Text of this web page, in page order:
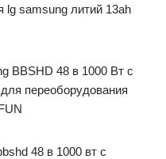
lg samsung литий 13ah
48 в 1000 вт с